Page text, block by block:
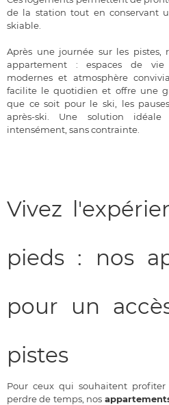
de la station tout en conservant
skiable.
Après une journée sur les pistes,
appartement : espaces de vie
modernes et atmosphère
facilite le quotidien et offre une
que ce soit pour le ski, les
après-ski. Une solution
intensément, sans contrainte.
Vivez
pieds : nos
pour un
pistes
Pour ceux qui souhaitent
perdre de temps, nos